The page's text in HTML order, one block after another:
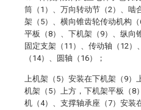
筒（1）、万向转动节（2）、啮
架（5）、横向锥齿轮传动机构
平板（8）、下机架（9）、纵向
固定支架（11）、传动轴（12）
（14）、圆轴（16）；
上机架（5）安装在下机架（9）
机架（5）上方，下机架平板（8
机（4）、支撑轴承座（7）安装